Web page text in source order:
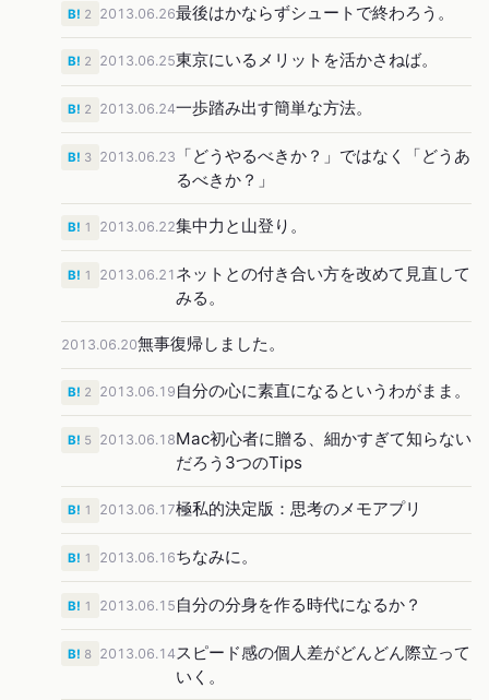
2013.06.26最後はかならずシュートで終わろう。
B! 2
2013.06.25東京にいるメリットを活かさねば。
B! 2
2013.06.24一歩踏み出す簡単な方法。
B! 2
2013.06.23
「どうやるべきか？」ではなく「どうあ
るべきか？」
B! 3
2013.06.22集中力と山登り。
B! 1
2013.06.21 ネットとの付き合い方を改めて見直して
みる。
B! 1
2013.06.20無事復帰しました。
2013.06.19 自分の心に素直になるというわがまま。
B! 2
2013.06.18Mac初心者に贈る、細かすぎて知らない
だろう3つのTips
B! 5
2013.06.17極私的決定版：思考のメモアプリ
B! 1
2013.06.16ちなみに。
B! 1
2013.06.15 自分の分身を作る時代になるか？
B! 1
2013.06.14 スピード感の個人差がどんどん際立って
いく。
B! 8